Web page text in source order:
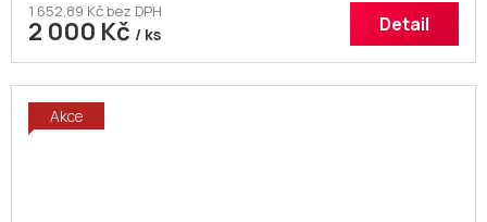
1 652,89 Kč bez DPH
2 000 Kč / ks Detail
Akce